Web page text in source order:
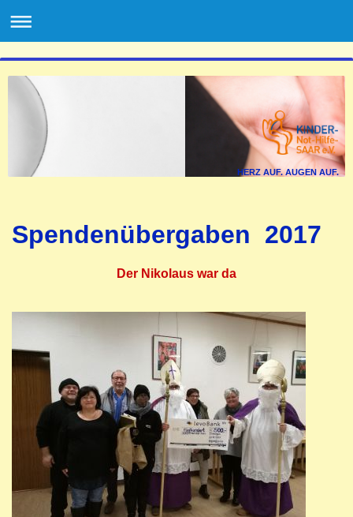
HERZ AUF. AUGEN AUF.
Spendenübergaben 2017
Der Nikolaus war da